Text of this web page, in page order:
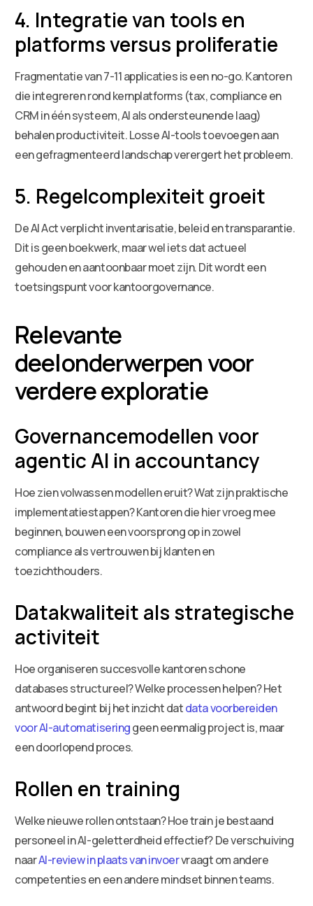
4. Integratie van tools en
platforms versus proliferatie
Fragmentatie van 7-11 applicaties is een no-go. Kantoren
die integreren rond kernplatforms (tax, compliance en
CRM in één systeem, AI als ondersteunende laag)
behalen productiviteit. Losse AI-tools toevoegen aan
een gefragmenteerd landschap verergert het probleem.
5. Regelcomplexiteit groeit
De AI Act verplicht inventarisatie, beleid en transparantie.
Dit is geen boekwerk, maar wel iets dat actueel
gehouden en aantoonbaar moet zijn. Dit wordt een
toetsingspunt voor kantoorgovernance.
Relevante
deelonderwerpen voor
verdere exploratie
Governancemodellen voor
agentic AI in accountancy
Hoe zien volwassen modellen eruit? Wat zijn praktische
implementatiestappen? Kantoren die hier vroeg mee
beginnen, bouwen een voorsprong op in zowel
compliance als vertrouwen bij klanten en
toezichthouders.
Datakwaliteit als strategische
activiteit
Hoe organiseren succesvolle kantoren schone
databases structureel? Welke processen helpen? Het
antwoord begint bij het inzicht datdata voorbereiden
voor AI-automatiseringgeen eenmalig project is, maar
een doorlopend proces.
Rollen en training
Welke nieuwe rollen ontstaan? Hoe train je bestaand
personeel in AI-geletterdheid effectief? De verschuiving
naarAI-review in plaats van invoervraagt om andere
competenties en een andere mindset binnen teams.